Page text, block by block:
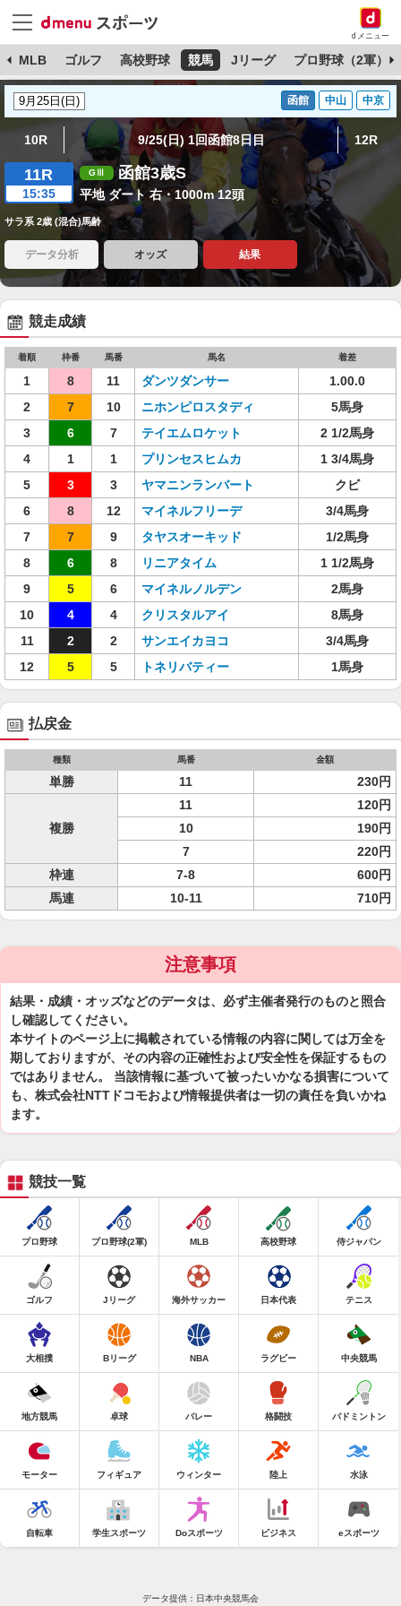
dメニュー
MLB ゴルフ 高校野球 競馬 Jリーグ プロ野球（2軍）
函館 中山 中京
10R 9/25(日) 1回函館8日目 12R
11R
15:35
函館3歳S
平地 ダート 右・1000m 12頭
サラ系 2歳 (混合)馬齢
データ分析 オッズ 結果
競走成績
着順 枠番 馬番 馬名 着差
1 8 11 ダンツダンサー
1.00.0
2
7 10 ニホンピロスタディ
5馬身
3
6 7 テイエムロケット
2 1/2馬身
4
1 1 プリンセスヒムカ
1 3/4馬身
5
3 3 ヤマニンランバート
クビ
6
8 12 マイネルフリーデ
3/4馬身
7
7 9 タヤスオーキッド
1/2馬身
8
6 8 リニアタイム
1 1/2馬身
9
5 6 マイネルノルデン
2馬身
10
4 4 クリスタルアイ
8馬身
11
2 2 サンエイカヨコ
3/4馬身
12
5 5 トネリバティー 1馬身
払戻金
種類 馬番 金額
単勝 11 230円
複勝
11
120円
10
190円
7
220円
枠連
7-8
600円
馬連
10-11 710円
注意事項
結果・成績・オッズなどのデータは、必ず主催者発行のものと照合
し確認してください。
本サイトのページ上に掲載されている情報の内容に関しては万全を
期しておりますが、その内容の正確性および安全性を保証するもの
ではありません。 当該情報に基づいて被ったいかなる損害について
も、株式会社NTTドコモおよび情報提供者は一切の責任を負いかね
ます。
競技一覧
プロ野球 プロ野球(2軍) MLB 高校野球 侍ジャパン
ゴルフ Jリーグ 海外サッカー 日本代表 テニス
大相撲 Bリーグ NBA ラグビー 中央競馬
地方競馬 卓球 バレー 格闘技 バドミントン
モーター フィギュア ウィンター 陸上 水泳
自転車 学生スポーツ Doスポーツ ビジネス eスポーツ
データ提供：日本中央競馬会